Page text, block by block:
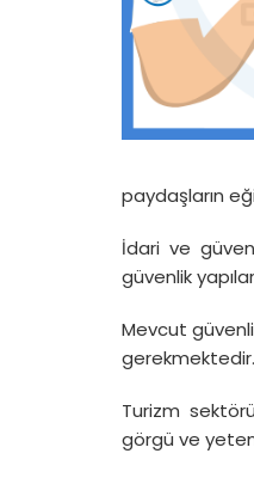
paydaşların
İdari ve
güvenlik
Mevcut
gerekmektedir.
Turizm
görgü ve